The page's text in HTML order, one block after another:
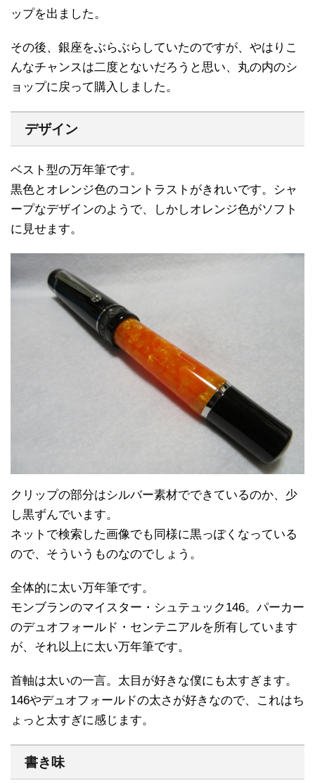
ップを出ました。
その後、銀座をぶらぶらしていたのですが、やはりこ
んなチャンスは二度とないだろうと思い、丸の内のシ
ョップに戻って購入しました。
デザイン
ベスト型の万年筆です。
黒色とオレンジ色のコントラストがきれいです。シャ
ープなデザインのようで、しかしオレンジ色がソフト
に見せます。
クリップの部分はシルバー素材でできているのか、少
し黒ずんでいます。
ネットで検索した画像でも同様に黒っぽくなっている
ので、そういうものなのでしょう。
全体的に太い万年筆です。
モンブランのマイスター・シュテュック146。パーカー
のデュオフォールド・センテニアルを所有しています
が、それ以上に太い万年筆です。
首軸は太いの一言。太目が好きな僕にも太すぎます。
146やデュオフォールドの太さが好きなので、これはち
ょっと太すぎに感じます。
書き味